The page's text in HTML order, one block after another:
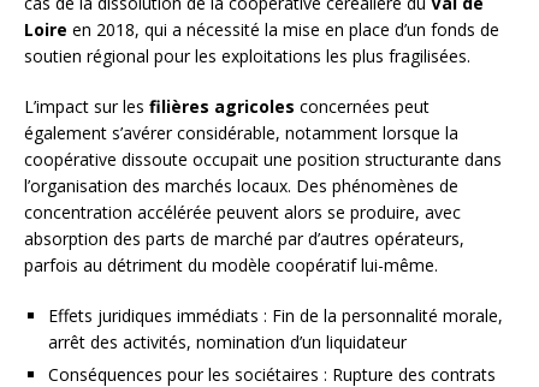
Loire en 2018, qui a nécessité la mise en place d’un fonds de
soutien régional pour les exploitations les plus fragilisées.
L’impact sur les filières agricoles concernées peut
également s’avérer considérable, notamment lorsque la
coopérative dissoute occupait une position structurante dans
l’organisation des marchés locaux. Des phénomènes de
concentration accélérée peuvent alors se produire, avec
absorption des parts de marché par d’autres opérateurs,
parfois au détriment du modèle coopératif lui-même.
Effets juridiques immédiats : Fin de la personnalité morale,
arrêt des activités, nomination d’un liquidateur
Conséquences pour les sociétaires : Rupture des contrats